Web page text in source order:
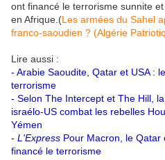
ont financé le terrorisme sunnite
en Afrique.(Les armées du Sahel
franco-saoudien ? (Algérie
Lire aussi :
- Arabie Saoudite, Qatar et USA :
terrorisme
- Selon The Intercept et The Hill,
israélo-US combat les rebelles
Yémen
- L'Express Pour Macron, le Qatar
financé le terrorisme